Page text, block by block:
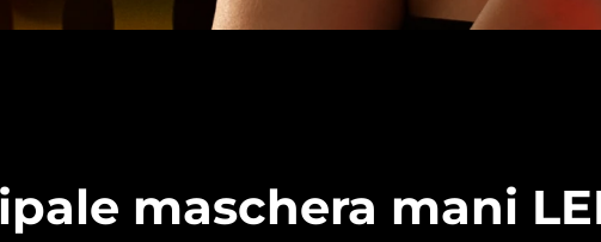
maschera mani